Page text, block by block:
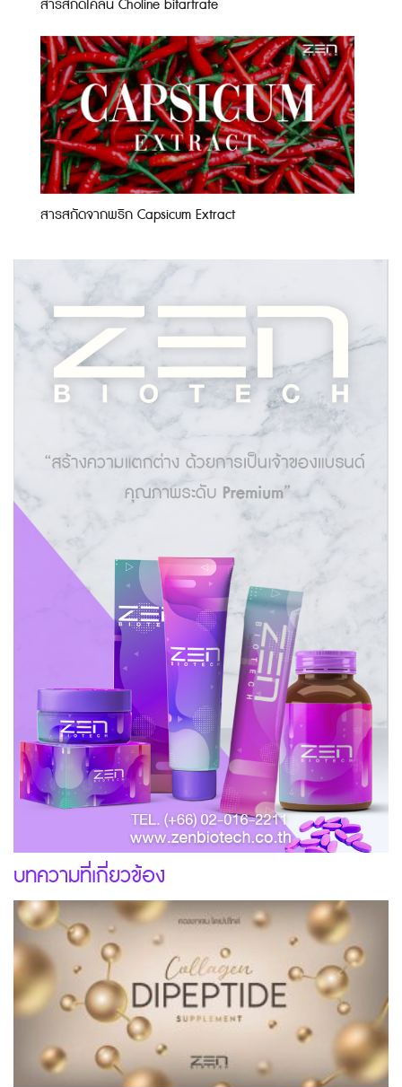
สารสกัดโคลีน Choline bitartrate
สารสกัดจากพริก Capsicum Extract
บทความที่เกี่ยวข้อง